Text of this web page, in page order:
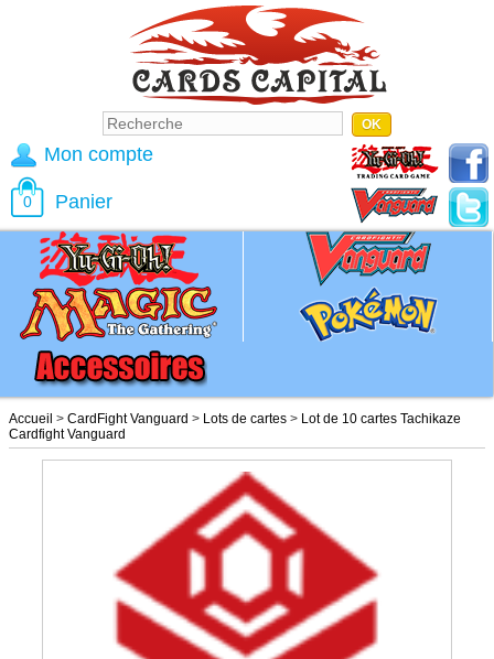
Accueil > CardFight Vanguard > Lots de cartes > Lot de 10 cartes Tachikaze
Cardfight Vanguard
Mon compte
0 Panier